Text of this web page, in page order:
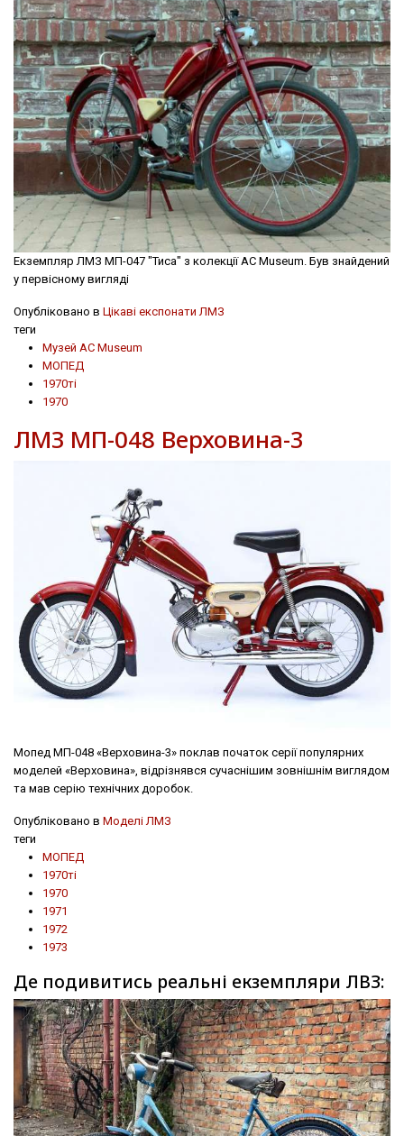
Екземпляр ЛМЗ МП-047 "Тиса" з колекції AC Museum. Був знайдений
у первісному вигляді
Опубліковано в Цікаві експонати ЛМЗ
теги
Музей AC Museum
МОПЕД
1970ті
1970
ЛМЗ МП-048 Верховина-3
Мопед МП-048 «Верховина-3» поклав початок серії популярних
моделей «Верховина», відрізнявся сучаснішим зовнішнім виглядом
та мав серію технічних доробок.
Опубліковано в Моделі ЛМЗ
теги
МОПЕД
1970ті
1970
1971
1972
1973
Де подивитись реальні екземпляри ЛВЗ: